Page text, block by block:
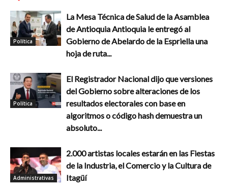
Política
La Mesa Técnica de Salud de la Asamblea
de Antioquia Antioquia le entregó al
Gobierno de Abelardo de la Espriella una
hoja de ruta...
Política
El Registrador Nacional dijo que versiones
del Gobierno sobre alteraciones de los
resultados electorales con base en
algoritmos o código hash demuestra un
absoluto...
Administrativas
2.000 artistas locales estarán en las Fiestas
de la Industria, el Comercio y la Cultura de
Itagüí